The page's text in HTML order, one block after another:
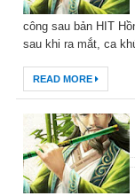
công sau bản HIT
sau khi ra mắt, ca
READ MORE